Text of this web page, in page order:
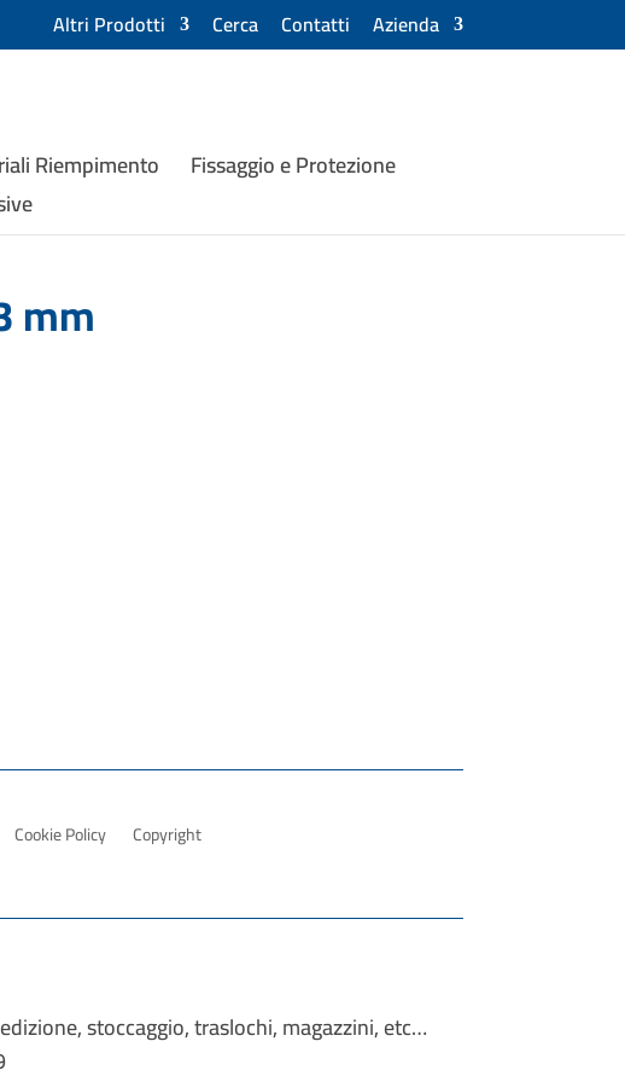
Altri Prodotti Cerca Contatti Azienda
Riempimento
Fissaggio e Protezione
mm
Cookie Policy Copyright
stoccaggio, traslochi, magazzini, etc…